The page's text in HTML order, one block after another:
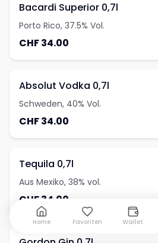
Bacardi Superior 0,7l
Porto Rico, 37.5% Vol.
CHF 34.00
Absolut Vodka 0,7l
Schweden, 40% Vol.
CHF 34.00
Tequila 0,7l
Aus Mexiko, 38% vol.
CHF 34.00
Home Favoriten Wallet